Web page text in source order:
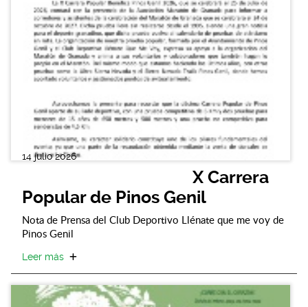
14 julio 2026
X Carrera
Popular de Pinos Genil
Nota de Prensa del Club Deportivo Llénate que me voy de
Pinos Genil
Leer más